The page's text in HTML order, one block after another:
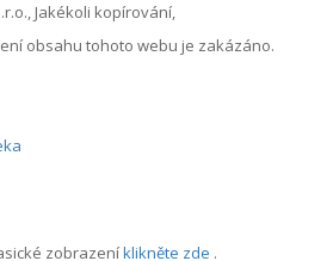
Jakékoli kopírování,
obsahu tohoto webu je zakázáno.
zobrazeníklikněte zde .